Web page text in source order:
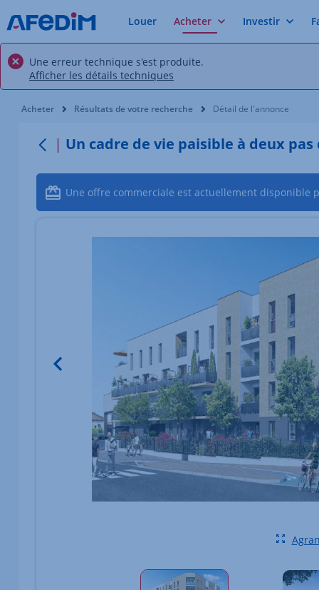
Louer Acheter Investir
Une erreur technique s'est produite.
Afficher les détails techniques
Vous êtes ici:
Acheter Résultats de votre recherche Détail de l'annonce
Retour
Un cadre de vie paisible à deux pas
Une offre commerciale est actuellement disponible
Image du bien Afficher l'élément précédent
Élément 1 sur 3